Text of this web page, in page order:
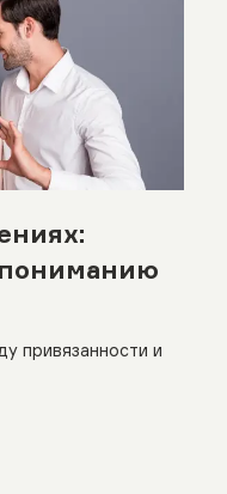
привязанности и